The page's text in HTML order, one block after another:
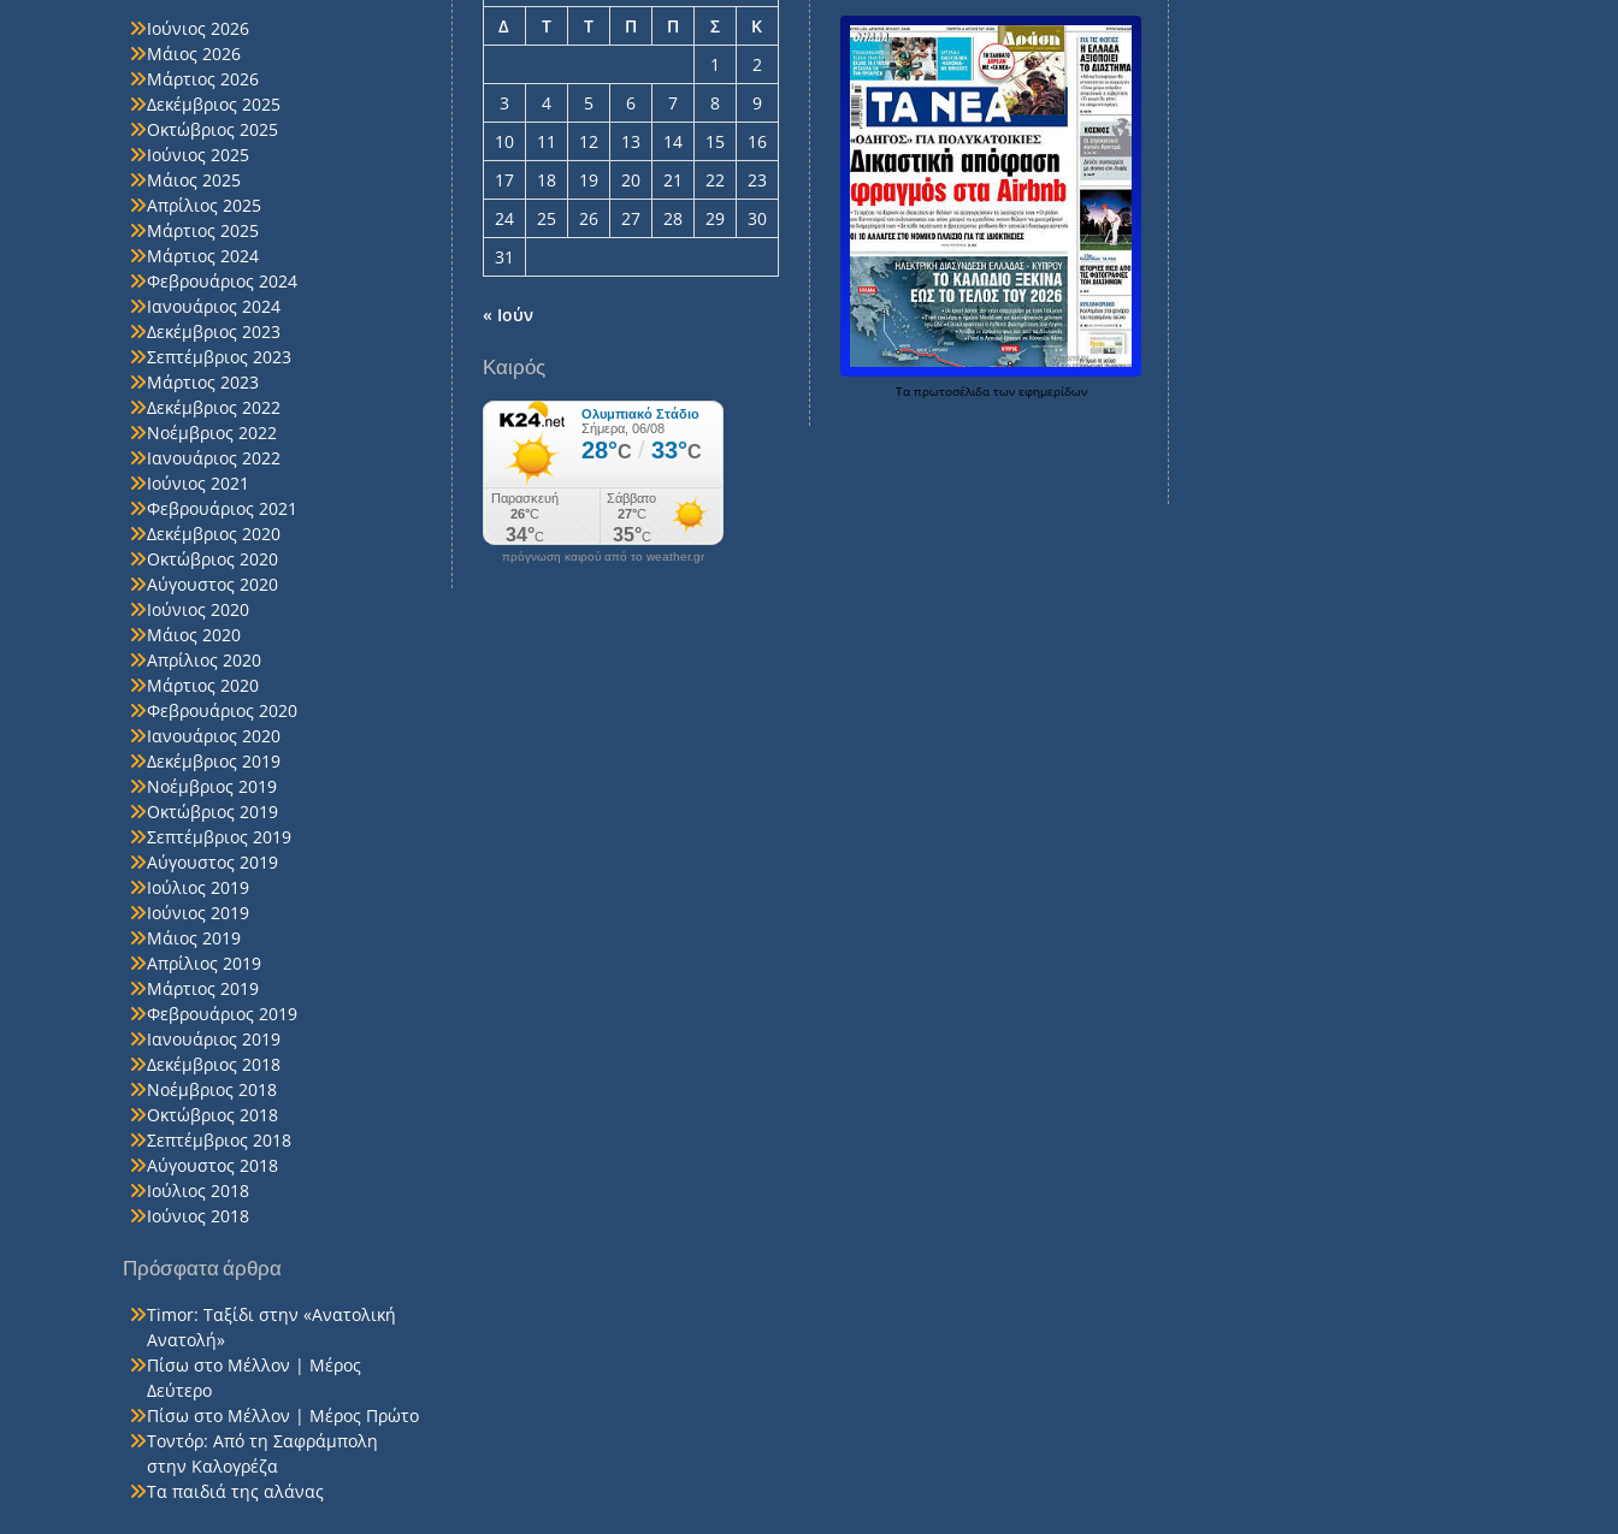
Ιούνιος 2026
Μάιος 2026
Μάρτιος 2026
Δεκέμβριος 2025
Οκτώβριος 2025
Ιούνιος 2025
Μάιος 2025
Απρίλιος 2025
Μάρτιος 2025
Μάρτιος 2024
Φεβρουάριος 2024
Ιανουάριος 2024
Δεκέμβριος 2023
Σεπτέμβριος 2023
Μάρτιος 2023
Δεκέμβριος 2022
Νοέμβριος 2022
Ιανουάριος 2022
Ιούνιος 2021
Φεβρουάριος 2021
Δεκέμβριος 2020
Οκτώβριος 2020
Αύγουστος 2020
Ιούνιος 2020
Μάιος 2020
Απρίλιος 2020
Μάρτιος 2020
Φεβρουάριος 2020
Ιανουάριος 2020
Δεκέμβριος 2019
Νοέμβριος 2019
Οκτώβριος 2019
Σεπτέμβριος 2019
Αύγουστος 2019
Ιούλιος 2019
Ιούνιος 2019
Μάιος 2019
Απρίλιος 2019
Μάρτιος 2019
Φεβρουάριος 2019
Ιανουάριος 2019
Δεκέμβριος 2018
Νοέμβριος 2018
Οκτώβριος 2018
Σεπτέμβριος 2018
Αύγουστος 2018
Ιούλιος 2018
Ιούνιος 2018
Πρόσφατα άρθρα
Timor: Ταξίδι στην «Ανατολική
Ανατολή»
Πίσω στο Μέλλον | Μέρος
Δεύτερο
Πίσω στο Μέλλον | Μέρος Πρώτο
Τοντόρ: Από τη Σαφράμπολη
στην Καλογρέζα
Τα παιδιά της αλάνας
Δ
Τ Τ Π Π Σ
Κ
1
2
3
4 5 6 7 8
9
10
11 12 13 14 15
16
17
18 19 20 21 22
23
24
25 26 27 28 29
30
31
« Ιούν
Καιρός
πρόγνωση καιρού από το weather.gr
Τα πρωτοσέλιδα των εφημερίδων